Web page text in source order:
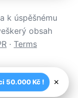
k úspěšnému
obsah
· Terms
50.000 Kč ! ×